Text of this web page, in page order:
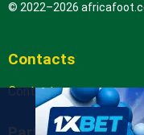
© 2022–2026
Contacts
Contactez-nous